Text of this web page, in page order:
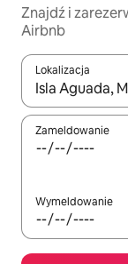
Znajdź i
Airbnb
Lokalizacja
Gdy wyniki
Zameldowanie
Wymeldowanie